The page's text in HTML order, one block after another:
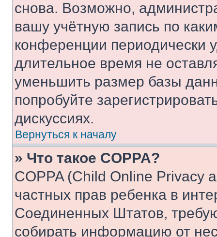
снова. Возможно,
вашу учётную запись по
конференции периодически
длительное время не
уменьшить размер базы
попробуйте
дискуссиях.
Вернуться к началу
» Что такое COPPA?
COPPA (Child Online Privacy
частных прав ребенка в
Соединенных Штатов,
собирать информацию от